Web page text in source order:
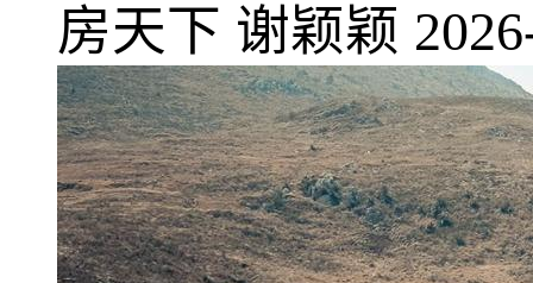
房天下 谢颖颖